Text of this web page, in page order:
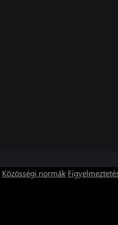
Közösségi normák